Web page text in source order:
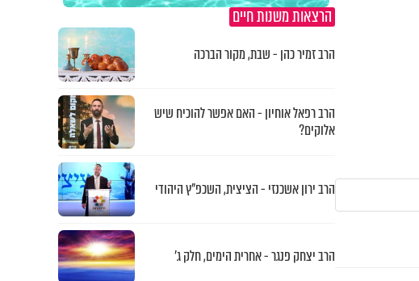
הרצאות משנות חיים
הרב זמיר כהן - שבת, מקור הברכה
הרב רפאל אוחיון - האם אפשר להוכיח שיש
אלוקים?
הרב ירון אשכנזי - הציצית, השכפ"ץ היהודי
הרב יצחק פנגר - אחרית הימים, חלק ג’